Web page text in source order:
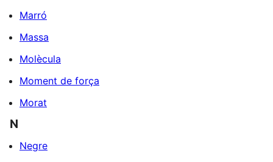
Marró
Massa
Molècula
Moment de força
Morat
N
Negre